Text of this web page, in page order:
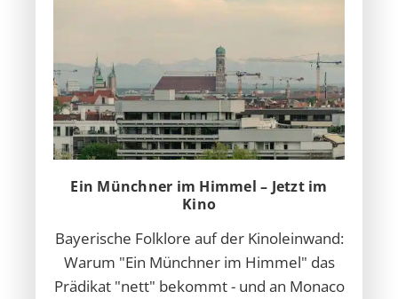
Ein Münchner im Himmel – Jetzt im
Kino
Bayerische Folklore auf der Kinoleinwand:
Warum "Ein Münchner im Himmel" das
Prädikat "nett" bekommt - und an Monaco